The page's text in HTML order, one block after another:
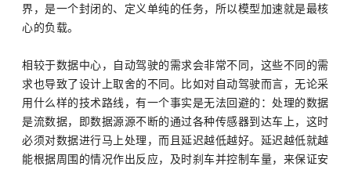
界，是一个封闭的、定义单纯的任务，所以模型加速就是最核
心的负载。
相较于数据中心，自动驾驶的需求会非常不同，这些不同的需
求也导致了设计上取舍的不同。比如对自动驾驶而言，无论采
用什么样的技术路线，有一个事实是无法回避的：处理的数据
是流数据，即数据源源不断的通过各种传感器到达车上，这时
必须对数据进行马上处理，而且延迟越低越好。延迟越低就越
能根据周围的情况作出反应，及时刹车并控制车量，来保证安